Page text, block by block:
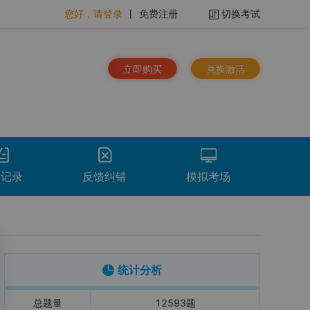
您好，请登录 丨 免费注册 切换考试
立即购买 兑换激活
录 反馈纠错 模拟考场
统计分析
总题量 12593题
重做